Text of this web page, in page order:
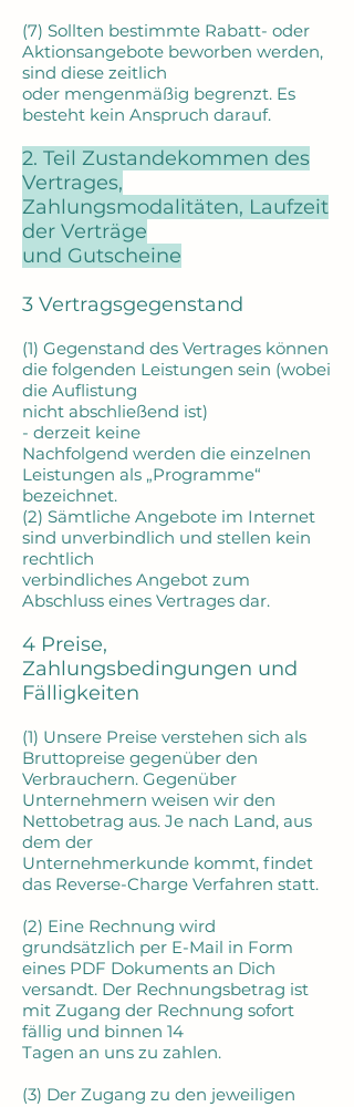
(7) Sollten bestimmte Rabatt- oder
Aktionsangebote beworben werden,
sind diese zeitlich
oder mengenmäßig begrenzt. Es
besteht kein Anspruch darauf.
2. Teil Zustandekommen des
Vertrages,
Zahlungsmodalitäten, Laufzeit
der Verträge
und Gutscheine
3 Vertragsgegenstand
(1) Gegenstand des Vertrages können
die folgenden Leistungen sein (wobei
die Auflistung
nicht abschließend ist)
- derzeit keine
Nachfolgend werden die einzelnen
Leistungen als „Programme“
bezeichnet.
(2) Sämtliche Angebote im Internet
sind unverbindlich und stellen kein
rechtlich
verbindliches Angebot zum
Abschluss eines Vertrages dar.
4 Preise,
Zahlungsbedingungen und
Fälligkeiten
(1) Unsere Preise verstehen sich als
Bruttopreise gegenüber den
Verbrauchern. Gegenüber
Unternehmern weisen wir den
Nettobetrag aus. Je nach Land, aus
dem der
Unternehmerkunde kommt, findet
das Reverse-Charge Verfahren statt.
(2) Eine Rechnung wird
grundsätzlich per E-Mail in Form
eines PDF Dokuments an Dich
versandt. Der Rechnungsbetrag ist
mit Zugang der Rechnung sofort
fällig und binnen 14
Tagen an uns zu zahlen.
(3) Der Zugang zu den jeweiligen